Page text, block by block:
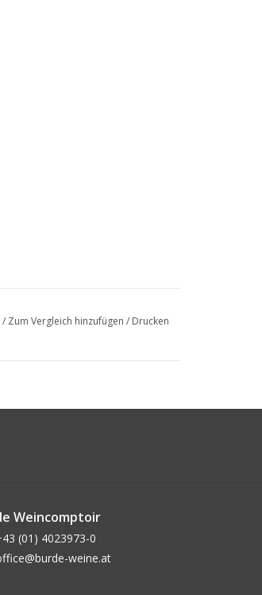
/ Zum Vergleich hinzufügen / Drucken
Weincomptoir
(01) 4023973-0
weine.at